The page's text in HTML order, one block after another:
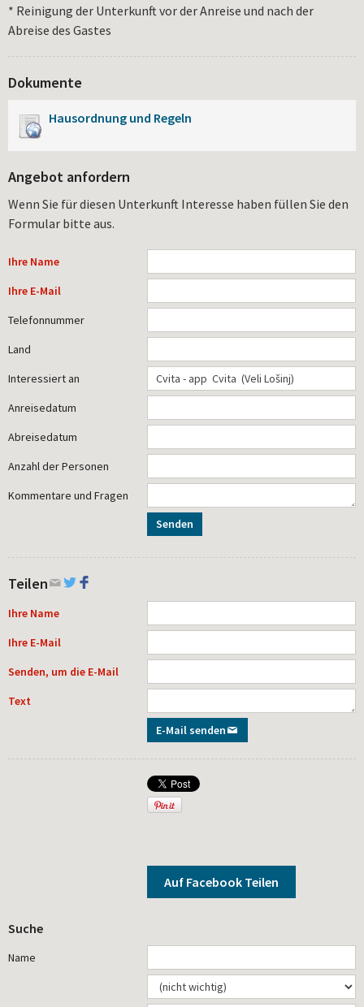
* Reinigung der Unterkunft vor der Anreise und nach der
Abreise des Gastes
Dokumente
Hausordnung und Regeln
Angebot anfordern
Wenn Sie für diesen Unterkunft Interesse haben füllen Sie den
Formular bitte aus.
Ihre Name
Ihre E-Mail
Telefonnummer
Land
Interessiert an
Anreisedatum
Abreisedatum
Anzahl der Personen
Kommentare und Fragen
Senden
Teilen
Ihre Name
Ihre E-Mail
Senden, um die E-Mail
Text
E-Mail senden
Auf Facebook Teilen
Suche
Name